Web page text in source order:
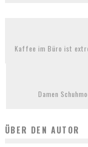
Kaffee im Büro ist
Damen
ÜBER DEN AUTOR